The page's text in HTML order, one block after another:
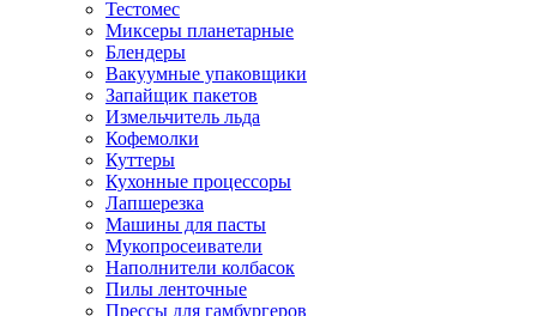
Тестомес
Миксеры планетарные
Блендеры
Вакуумные упаковщики
Запайщик пакетов
Измельчитель льда
Кофемолки
Куттеры
Кухонные процессоры
Лапшерезка
Машины для пасты
Мукопросеиватели
Наполнители колбасок
Пилы ленточные
Прессы для гамбургеров